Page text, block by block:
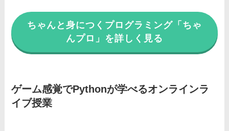
ちゃんと身につくプログラミング「ちゃ
んプロ」を詳しく見る
ゲーム感覚でPythonが学べるオンラインラ
イブ授業